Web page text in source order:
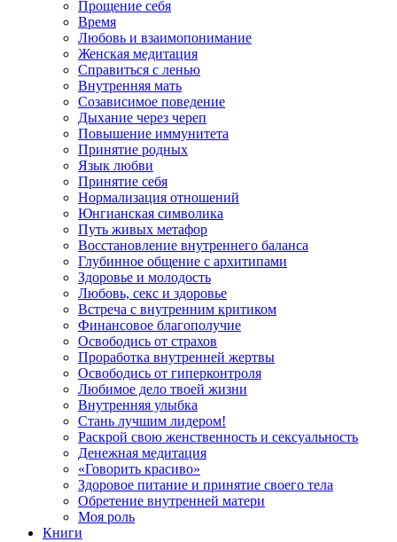
Прощение себя
Время
Любовь и взаимопонимание
Женская медитация
Справиться с ленью
Внутренняя мать
Созависимое поведение
Дыхание через череп
Повышение иммунитета
Принятие родных
Язык любви
Принятие себя
Нормализация отношений
Юнгианская символика
Путь живых метафор
Восстановление внутреннего баланса
Глубинное общение с архитипами
Здоровье и молодость
Любовь, секс и здоровье
Встреча с внутренним критиком
Финансовое благополучие
Освободись от страхов
Проработка внутренней жертвы
Освободись от гиперконтроля
Любимое дело твоей жизни
Внутренняя улыбка
Стань лучшим лидером!
Раскрой свою женственность и сексуальность
Денежная медитация
«Говорить красиво»
Здоровое питание и принятие своего тела
Обретение внутренней матери
Моя роль
Книги